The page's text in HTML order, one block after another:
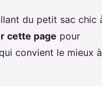
du petit sac chic
cette page pour
convient le mieux à